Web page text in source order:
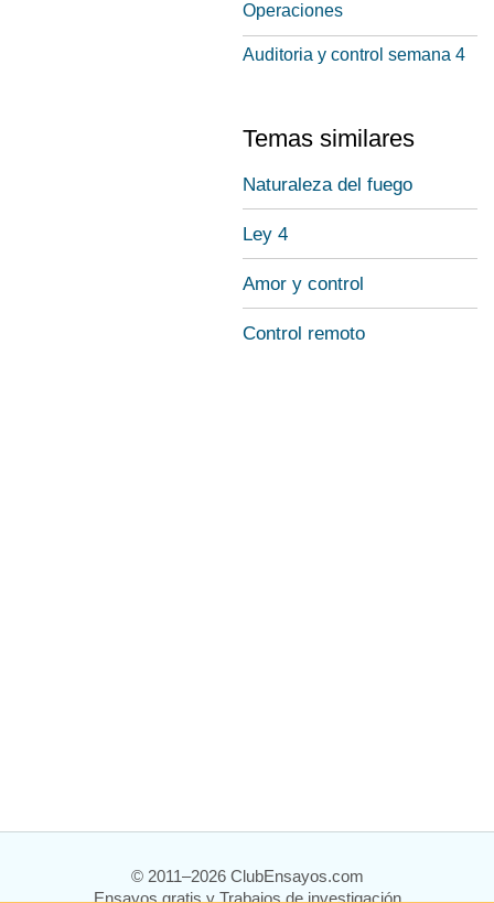
Operaciones
Auditoria y control semana 4
Temas similares
Naturaleza del fuego
Ley 4
Amor y control
Control remoto
© 2011–2026 ClubEnsayos.com
Ensayos gratis y Trabajos de investigación